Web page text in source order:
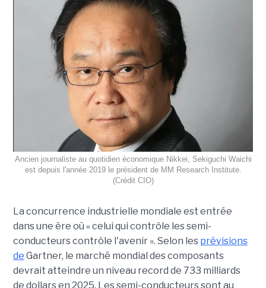
Ancien journaliste au quotidien économique Nikkei, Sekiguchi Waichi
est depuis l'année 2019 le président de MM Research Institute.
(Crédit CIO)
La concurrence industrielle mondiale est entrée
dans une ère où « celui qui contrôle les semi-
conducteurs contrôle l'avenir ». Selon les prévisions
de Gartner, le marché mondial des composants
devrait atteindre un niveau record de 733 milliards
de dollars en 2025. Les semi-conducteurs sont au